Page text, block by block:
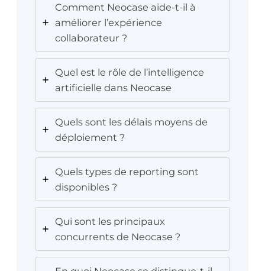
Comment Neocase aide-t-il à
améliorer l’expérience
collaborateur ?
Quel est le rôle de l’intelligence
artificielle dans Neocase
Quels sont les délais moyens de
déploiement ?
Quels types de reporting sont
disponibles ?
Qui sont les principaux
concurrents de Neocase ?